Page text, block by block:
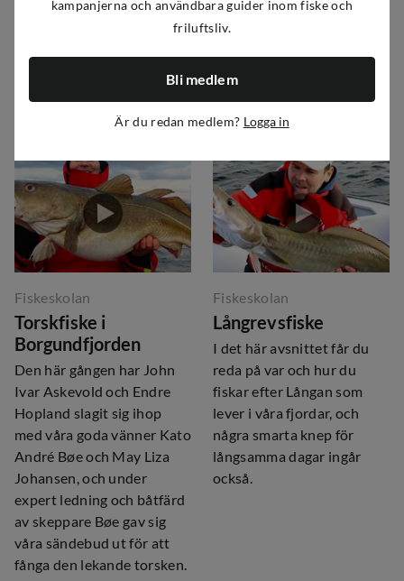
sexåriga Kaspian och
med Rolf Andrè Lorentsen
och hans vän Espen
Sjøhus, ett litet
Helgelandskusten.
Fiskeskolan
Torskfiske i
Borgundfjorden
Den här gången har John
Ivar Askevold och Endre
Hopland slagit sig ihop
med våra goda vänner Kato
André Bøe och May Liza
Johansen, och under
expert ledning och båtfärd
av skeppare Bøe gav sig
våra sändebud ut för att
fånga den lekande torsken.
Fiskeskolan
Långrevsfiske
I det här avsnittet får du
reda på var och hur du
fiskar efter Långan som
lever i våra fjordar, och
några smarta knep för
långsamma dagar ingår
också.
kampanjerna och användbara guider inom fiske och
friluftsliv.
Bli medlem
Är du redan medlem? Logga in